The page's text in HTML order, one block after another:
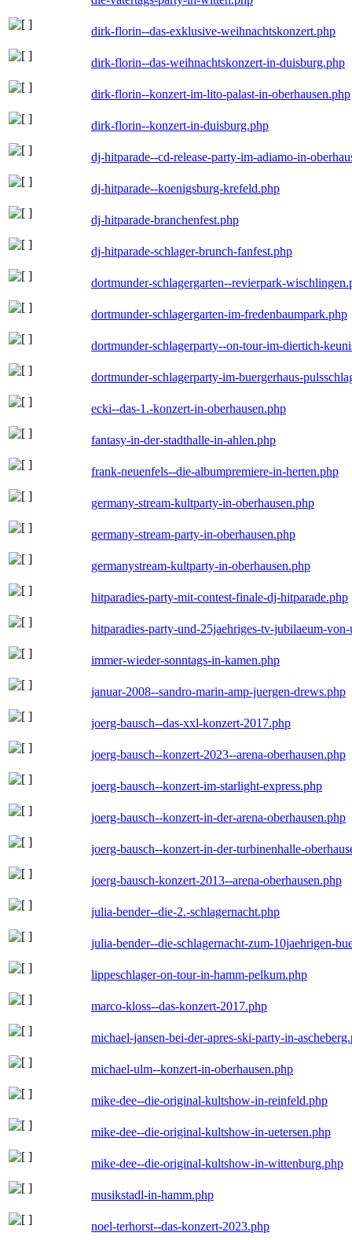
dirk-florin--das-exklusive-weihnachtskonzert.php
dirk-florin--das-weihnachtskonzert-in-duisburg.php
dirk-florin--konzert-im-lito-palast-in-oberhausen.php
dirk-florin--konzert-in-duisburg.php
dj-hitparade--cd-release-party-im-adiamo-in-
dj-hitparade--koenigsburg-krefeld.php
dj-hitparade-branchenfest.php
dj-hitparade-schlager-brunch-fanfest.php
dortmunder-schlagergarten--revierpark-
dortmunder-schlagergarten-im-fredenbaumpark.php
dortmunder-schlagerparty--on-tour-im-diertich-
dortmunder-schlagerparty-im-buergerhaus-
ecki--das-1.-konzert-in-oberhausen.php
fantasy-in-der-stadthalle-in-ahlen.php
frank-neuenfels--die-albumpremiere-in-herten.php
germany-stream-kultparty-in-oberhausen.php
germany-stream-party-in-oberhausen.php
germanystream-kultparty-in-oberhausen.php
hitparadies-party-mit-contest-finale-dj-hitparade.php
hitparadies-party-und-25jaehriges-tv-jubilaeum-
immer-wieder-sonntags-in-kamen.php
januar-2008--sandro-marin-amp-juergen-drews.php
joerg-bausch--das-xxl-konzert-2017.php
joerg-bausch--konzert-2023--arena-oberhausen.php
joerg-bausch--konzert-im-starlight-express.php
joerg-bausch--konzert-in-der-arena-oberhausen.php
joerg-bausch--konzert-in-der-turbinenhalle-
joerg-bausch-konzert-2013--arena-oberhausen.php
julia-bender--die-2.-schlagernacht.php
julia-bender--die-schlagernacht-zum-10jaehrigen-
lippeschlager-on-tour-in-hamm-pelkum.php
marco-kloss--das-konzert-2017.php
michael-jansen-bei-der-apres-ski-party-in-
michael-ulm--konzert-in-oberhausen.php
mike-dee--die-original-kultshow-in-reinfeld.php
mike-dee--die-original-kultshow-in-uetersen.php
mike-dee--die-original-kultshow-in-wittenburg.php
musikstadl-in-hamm.php
noel-terhorst--das-konzert-2023.php